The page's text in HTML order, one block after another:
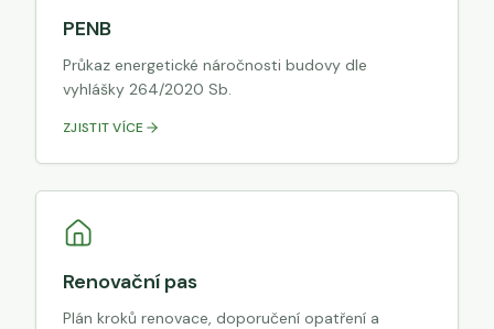
PENB
Průkaz energetické náročnosti budovy dle
vyhlášky 264/2020 Sb.
ZJISTIT VÍCE
Renovační pas
Plán kroků renovace, doporučení opatření a